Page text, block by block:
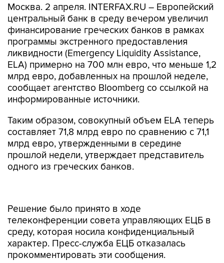
Москва. 2 апреля. INTERFAX.RU – Европейский
центральный банк в среду вечером увеличил
финансирование греческих банков в рамках
программы экстренного предоставления
ликвидности (Emergency Liquidity Assistance,
ELA) примерно на 700 млн евро, что меньше 1,2
млрд евро, добавленных на прошлой неделе,
сообщает агентство Bloomberg со ссылкой на
информированные источники.
Таким образом, совокупный объем ELA теперь
составляет 71,8 млрд евро по сравнению с 71,1
млрд евро, утвержденными в середине
прошлой недели, утверждает представитель
одного из греческих банков.
среду, которая носила конфиденциальный
характер. Пресс-служба ЕЦБ отказалась
прокомментировать эти сообщения.
Кредиты в рамках ELA выдаются банкам под